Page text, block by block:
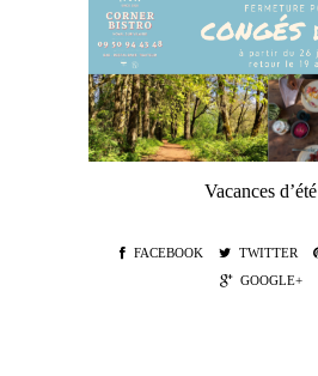
Vacances d’été
FACEBOOK TWITTER
GOOGLE+